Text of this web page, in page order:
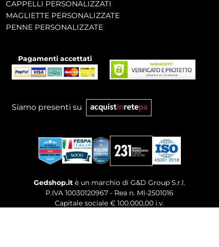
CAPPELLI PERSONALIZZATI
MAGLIETTE PERSONALIZZATE
PENNE PERSONALIZZATE
Pagamenti accettati
Siamo presenti su
Gedshop.it è un marchio di G&D Group S.r.l.
P.IVA 10030120967 - Rea n. MI-2501016
Capitale sociale € 100.000,00 i.v.